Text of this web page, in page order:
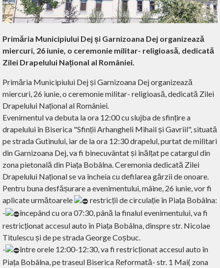
Primăria Municipiului Dej și Garnizoana Dej organizează
miercuri, 26 iunie, o ceremonie militar- religioasă, dedicată
Zilei Drapelului Național al României.
Primăria Municipiului Dej și Garnizoana Dej organizează
miercuri, 26 iunie, o ceremonie militar- religioasă, dedicată Zilei
Drapelului Național al României.
Evenimentul va debuta la ora 12:00 cu slujba de sfințire a
drapelului în Biserica "Sfinții Arhangheli Mihail și Gavriil", situată
pe strada Gutinului, iar de la ora 12:30 drapelul, purtat de militari
din Garnizoana Dej, va fi binecuvântat și înălțat pe catargul din
zona pietonală din Piața Bobâlna. Ceremonia dedicată Zilei
Drapelului Național se va încheia cu defilarea gărzii de onoare.
Pentru buna desfășurare a evenimentului, mâine, 26 iunie, vor fi
aplicate următoarele
restricții de circulație în Piața Bobâlna:
-
începând cu ora 07:30, până la finalul evenimentului, va fi
restricționat accesul auto în Piața Bobâlna, dinspre str. Nicolae
Titulescu și de pe strada George Coșbuc.
-
între orele 12:00-12:30, va fi restricționat accesul auto în
Piața Bobâlna, pe traseul Biserica Reformată- str. 1 Mai( zona